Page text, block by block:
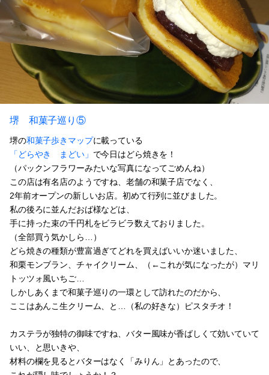
堺 和菓子巡り⑤
堺の和菓子歩きマップに載っている
「どらやき まどい」 で今日はどら焼きを！
（パックンフラワーみたいな写真になってごめんね）
この店は有名店のようですね、老舗の和菓子店でなく、
2年前オープンの新しいお店。初めて行列に並びました。
私の後ろに並んだおば様などは、
手に持った束の千円札をビラビラ数えておりました。
（全部買う気かしら…）
どら焼きの種類が豊富過ぎてどれを買えばいいか迷いました、
和栗モンブラン、チャイクリーム、（←これが気になったが）マリ
トッツォ風いちご…
しかしあくまで和菓子巡りの一環として訪れたのだから、
ここはあんこ生クリーム、と…（私の好きな）ピスタチオ！
カステラが独特の御味ですね、バター風味が香ばしくて効いていて
いい、と思いきや、
材料の欄を見るとバターはなく「みりん」とあったので、